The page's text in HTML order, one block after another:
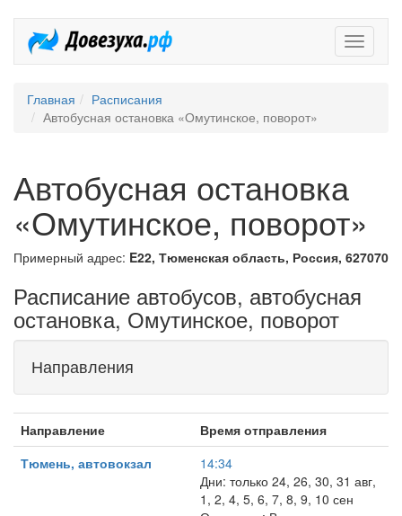
Главная
Расписания
Автобусная остановка «Омутинское, поворот»
Автобусная остановка
«Омутинское, поворот»
Примерный адрес: E22, Тюменская область, Россия, 627070
Расписание автобусов, автобусная
остановка, Омутинское, поворот
Направления
Направление
Время отправления
Тюмень, автовокзал
14:34
Дни: только 24, 26, 30, 31 авг,
1, 2, 4, 5, 6, 7, 8, 9, 10 сен